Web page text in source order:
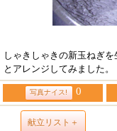
しゃきしゃきの新玉ねぎ
とアレンジしてみました。
写真ナイス! 0
献立リスト＋